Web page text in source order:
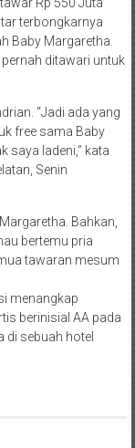
Rp 550 Juta
terbongkarnya
Baby Margaretha.
ditawari untuk
“Jadi ada yang
free sama Baby
saya ladeni,” kata
Senin
Bahkan,
bertemu pria
tawaran mesum
menangkap
berinisial AA pada
sebuah hotel